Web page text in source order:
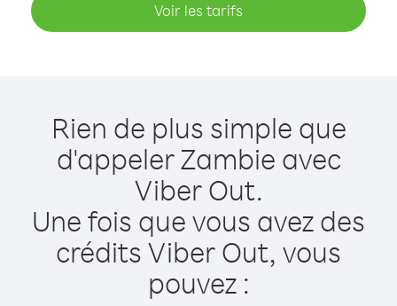
Voir les tarifs
Rien de plus simple que
d'appeler Zambie avec
Viber Out.
Une fois que vous avez des
crédits Viber Out, vous
pouvez :